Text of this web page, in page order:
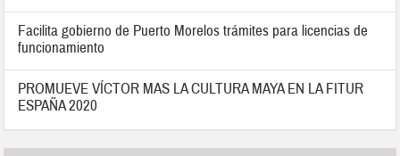
Facilita gobierno de Puerto Morelos trámites para licencias de
funcionamiento
PROMUEVE VÍCTOR MAS LA CULTURA MAYA EN LA FITUR
ESPAÑA 2020